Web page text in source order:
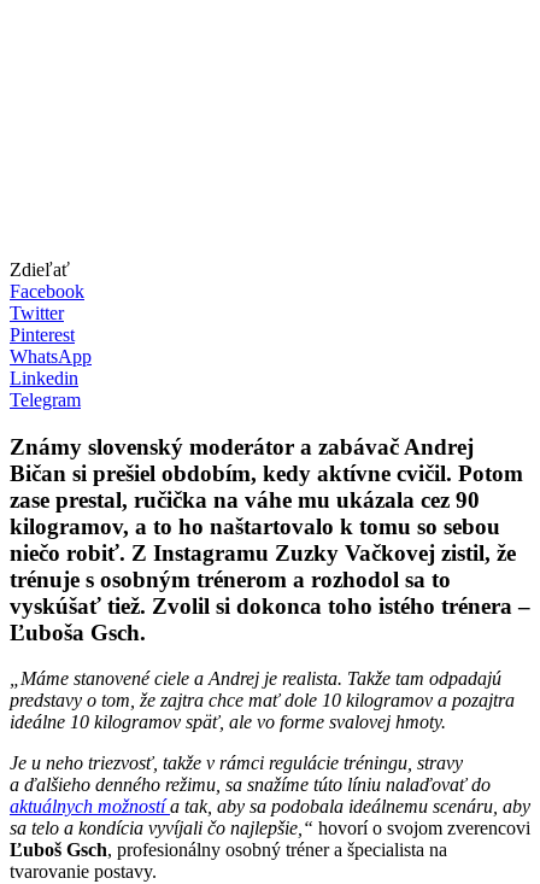
Zdieľať
Facebook
Twitter
Pinterest
WhatsApp
Linkedin
Telegram
Známy slovenský moderátor a zabávač Andrej
Bičan si prešiel obdobím, kedy aktívne cvičil. Potom
zase prestal, ručička na váhe mu ukázala cez 90
kilogramov, a to ho naštartovalo k tomu so sebou
niečo robiť. Z Instagramu Zuzky Vačkovej zistil, že
trénuje s osobným trénerom a rozhodol sa to
vyskúšať tiež. Zvolil si dokonca toho istého trénera –
Ľuboša Gsch.
„Máme stanovené ciele a Andrej je realista. Takže tam odpadajú
predstavy o tom, že zajtra chce mať dole 10 kilogramov a pozajtra
ideálne 10 kilogramov späť, ale vo forme svalovej hmoty.
Je u neho triezvosť, takže v rámci regulácie tréningu, stravy
a ďalšieho denného režimu, sa snažíme túto líniu nalaďovať do
aktuálnych možnostía tak, aby sa podobala ideálnemu scenáru, aby
sa telo a kondícia vyvíjali čo najlepšie,“ hovorí o svojom zverencovi
Ľuboš Gsch, profesionálny osobný tréner a špecialista na
tvarovanie postavy.